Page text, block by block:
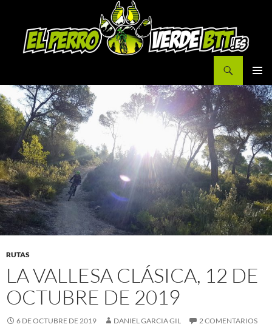
MENÚ
CONTENIDO
RUTAS
LA VALLESA CLÁSICA, 12 DE
OCTUBRE DE 2019
6 DE OCTUBRE DE 2019 DANIEL GARCIA GIL 2 COMENTARIOS